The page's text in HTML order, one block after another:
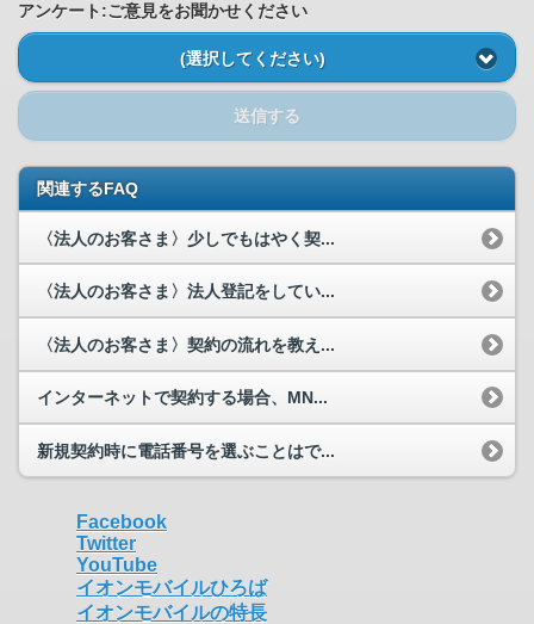
アンケート:ご意見をお聞かせください
(選択してください)
送信する
関連するFAQ
〈法人のお客さま〉少しでもはやく契...
〈法人のお客さま〉法人登記をしてい...
〈法人のお客さま〉契約の流れを教え...
インターネットで契約する場合、MN...
新規契約時に電話番号を選ぶことはで...
Facebook
Twitter
YouTube
イオンモバイルひろば
イオンモバイルの特長